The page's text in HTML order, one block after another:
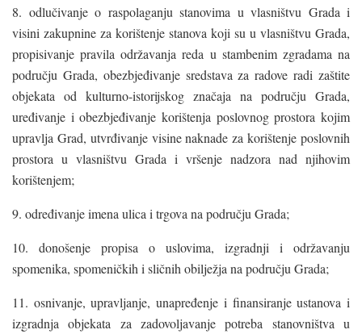
8. odlučivanje o raspolaganju stanovima u vlasništvu Grada i
visini zakupnine za korištenje stanova koji su u vlasništvu Grada,
propisivanje pravila održavanja reda u stambenim zgradama na
području Grada, obezbjeđivanje sredstava za radove radi zaštite
objekata od kulturno-istorijskog značaja na području Grada,
uređivanje i obezbjeđivanje korištenja poslovnog prostora kojim
upravlja Grad, utvrđivanje visine naknade za korištenje poslovnih
prostora u vlasništvu Grada i vršenje nadzora nad njihovim
korištenjem;
9. određivanje imena ulica i trgova na području Grada;
10. donošenje propisa o uslovima, izgradnji i održavanju
spomenika, spomeničkih i sličnih obilježja na području Grada;
11. osnivanje, upravljanje, unapređenje i finansiranje ustanova i
izgradnja objekata za zadovoljavanje potreba stanovništva u